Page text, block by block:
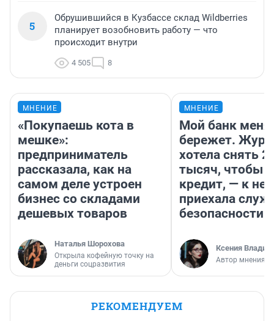
5
Обрушившийся в Кузбассе склад Wildberries
планирует возобновить работу — что
происходит внутри
4 505 8
МНЕНИЕ
«Покупаешь кота в
мешке»:
предприниматель
рассказала, как на
самом деле устроен
бизнес со складами
дешевых товаров
Наталья Шорохова
Открыла кофейную точку на
деньги соцразвития
МНЕНИЕ
Мой банк меня
бережет.
хотела снять
тысяч, чтобы
кредит, — к
приехала
безопасности
Ксения
Автор мнения
РЕКОМЕНДУЕМ